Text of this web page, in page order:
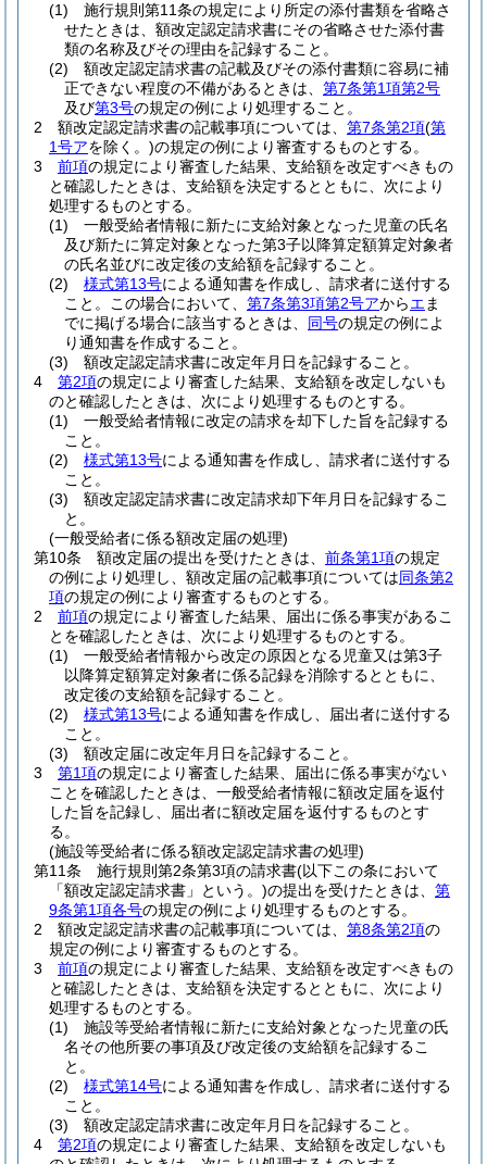
(1)
施行規則第11条の規定により所定の添付書類を省略さ
せたときは、額改定認定請求書にその省略させた添付書
類の名称及びその理由を記録すること。
(2)
額改定認定請求書の記載及びその添付書類に容易に補
正できない程度の不備があるときは、 第7条第1項第2号
及び第3号の規定の例により処理すること。
2
額改定認定請求書の記載事項については、 第7条第2項(第
1号アを除く。)の規定の例により審査するものとする。
3
前項の規定により審査した結果、支給額を改定すべきもの
と確認したときは、支給額を決定するとともに、次により
処理するものとする。
(1)
一般受給者情報に新たに支給対象となった児童の氏名
及び新たに算定対象となった第3子以降算定額算定対象者
の氏名並びに改定後の支給額を記録すること。
(2)
様式第13号による通知書を作成し、請求者に送付する
こと。
この場合において、 第7条第3項第2号アからエ ま
でに掲げる場合に該当するときは、 同号の規定の例によ
り通知書を作成すること。
(3)
額改定認定請求書に改定年月日を記録すること。
4
第2項の規定により審査した結果、支給額を改定しないも
のと確認したときは、次により処理するものとする。
(1)
一般受給者情報に改定の請求を却下した旨を記録する
こと。
(2)
様式第13号による通知書を作成し、請求者に送付する
こと。
(3)
額改定認定請求書に改定請求却下年月日を記録するこ
と。
(一般受給者に係る額改定届の処理)
第10条
額改定届の提出を受けたときは、 前条第1項の規定
の例により処理し、額改定届の記載事項については同条第2
項の規定の例により審査するものとする。
2
前項の規定により審査した結果、届出に係る事実があるこ
とを確認したときは、次により処理するものとする。
(1)
一般受給者情報から改定の原因となる児童又は第3子
以降算定額算定対象者に係る記録を消除するとともに、
改定後の支給額を記録すること。
(2)
様式第13号による通知書を作成し、届出者に送付する
こと。
(3)
額改定届に改定年月日を記録すること。
3
第1項の規定により審査した結果、届出に係る事実がない
ことを確認したときは、一般受給者情報に額改定届を返付
した旨を記録し、届出者に額改定届を返付するものとす
る。
(施設等受給者に係る額改定認定請求書の処理)
第11条
施行規則第2条第3項の請求書(以下この条において
「額改定認定請求書」という。)の提出を受けたときは、 第
9条第1項各号の規定の例により処理するものとする。
2
額改定認定請求書の記載事項については、 第8条第2項の
規定の例により審査するものとする。
3
前項の規定により審査した結果、支給額を改定すべきもの
と確認したときは、支給額を決定するとともに、次により
処理するものとする。
(1)
施設等受給者情報に新たに支給対象となった児童の氏
名その他所要の事項及び改定後の支給額を記録するこ
と。
(2)
様式第14号による通知書を作成し、請求者に送付する
こと。
(3)
額改定認定請求書に改定年月日を記録すること。
4
第2項の規定により審査した結果、支給額を改定しないも